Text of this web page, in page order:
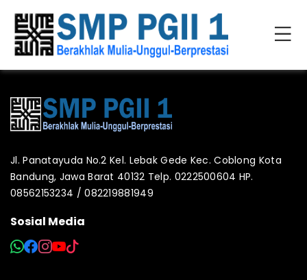
Jl. Panatayuda No.2 Kel. Lebak Gede Kec. Coblong Kota
Bandung, Jawa Barat 40132 Telp. 0222500604 HP.
08562153234 / 082219881949
Sosial Media